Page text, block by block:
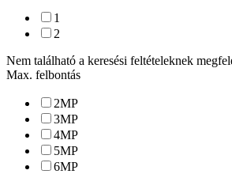
1
2
Nem található a keresési feltételeknek
Max. felbontás
2MP
3MP
4MP
5MP
6MP